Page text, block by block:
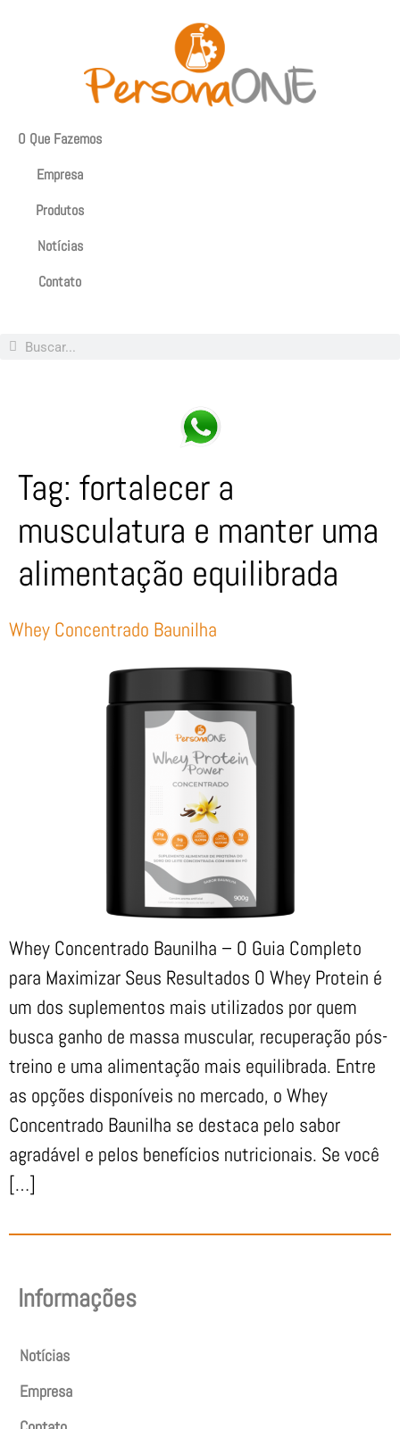
O Que Fazemos
Empresa
Produtos
Notícias
Contato
Tag: fortalecer a
musculatura e manter uma
alimentação equilibrada
Whey Concentrado Baunilha
Whey Concentrado Baunilha – O Guia Completo
para Maximizar Seus Resultados O Whey Protein é
um dos suplementos mais utilizados por quem
busca ganho de massa muscular, recuperação pós-
treino e uma alimentação mais equilibrada. Entre
as opções disponíveis no mercado, o Whey
Concentrado Baunilha se destaca pelo sabor
agradável e pelos benefícios nutricionais. Se você
[…]
Informações
Notícias
Empresa